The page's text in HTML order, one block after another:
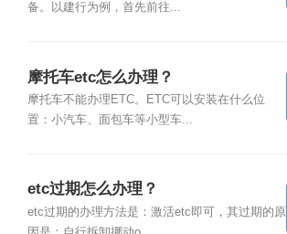
备。以建行为例，首先前往...
摩托车etc怎么办理？
摩托车不能办理ETC。ETC可以安装在什么位
置：小汽车、面包车等小型车...
etc过期怎么办理？
etc过期的办理方法是：激活etc即可，其过期的原